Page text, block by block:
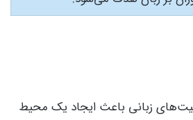
زبانی باعث ایجاد یک محیط